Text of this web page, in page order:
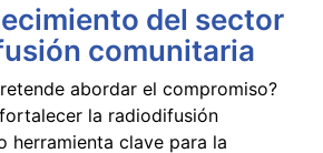
del sector
comunitaria
abordar el compromiso?
la radiodifusión
herramienta clave para la